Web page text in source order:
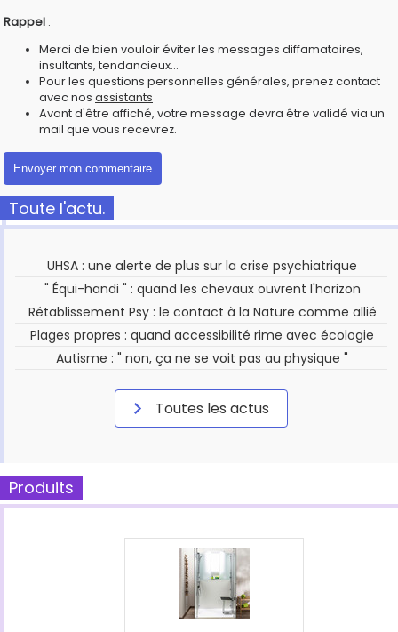
Rappel :
Merci de bien vouloir éviter les messages diffamatoires,
insultants, tendancieux...
Pour les questions personnelles générales, prenez contact
avec nos assistants
Avant d'être affiché, votre message devra être validé via un
mail que vous recevrez.
Toute l'actu.
UHSA : une alerte de plus sur la crise psychiatrique
" Équi-handi " : quand les chevaux ouvrent l'horizon
Rétablissement Psy : le contact à la Nature comme allié
Plages propres : quand accessibilité rime avec écologie
Autisme : " non, ça ne se voit pas au physique "
Toutes les actus
Produits